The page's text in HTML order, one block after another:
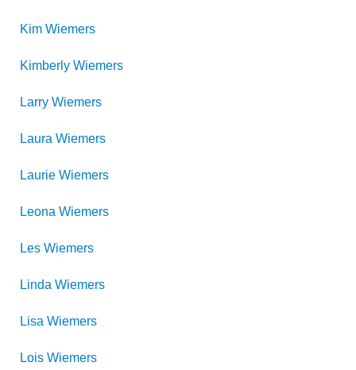
Kim Wiemers
Kimberly Wiemers
Larry Wiemers
Laura Wiemers
Laurie Wiemers
Leona Wiemers
Les Wiemers
Linda Wiemers
Lisa Wiemers
Lois Wiemers